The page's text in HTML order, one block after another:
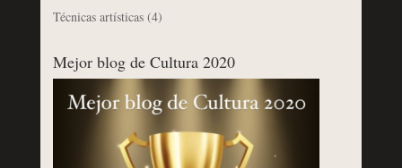
Técnicas artísticas(4)
Mejor blog de Cultura 2020